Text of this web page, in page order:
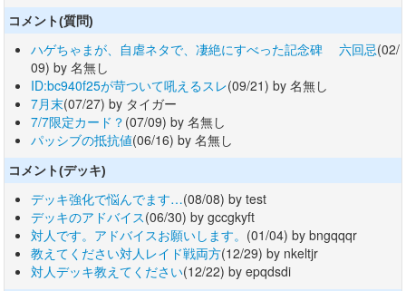
コメント(質問)
ハゲちゃまが、自虐ネタで、凄絶にすべった記念碑 六回忌(02/
09) by 名無し
ID:bc940f25が苛ついて吼えるスレ(09/21) by 名無し
7月末(07/27) by タイガー
7/7限定カード？ (07/09) by 名無し
パッシブの抵抗値(06/16) by 名無し
コメント(デッキ)
デッキ強化で悩んでます…(08/08) by test
デッキのアドバイス(06/30) by gccgkyft
対人です。アドバイスお願いします。 (01/04) by bngqqqr
教えてください対人レイド戦両方(12/29) by nkeltjr
対人デッキ教えてください(12/22) by epqdsdi